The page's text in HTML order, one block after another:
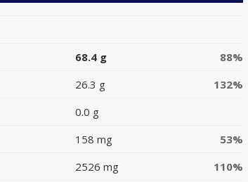
68.4 g
88%
26.3 g
132%
0.0 g
158 mg
53%
2526 mg
110%